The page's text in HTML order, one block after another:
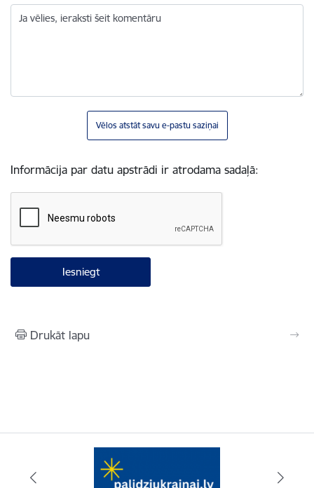
Ja vēlies, ieraksti šeit komentāru
Vēlos atstāt savu e-pastu saziņai
Informācija par datu apstrādi ir atrodama sadaļā:
Drukāt lapu